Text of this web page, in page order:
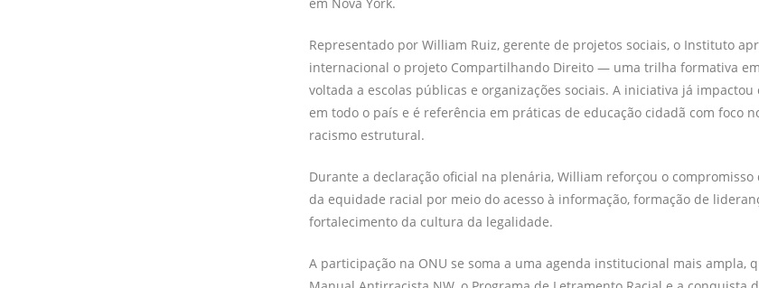
Representado por William Ruiz, gerente de projetos sociais, o Instituto
internacional o projeto Compartilhando Direito — uma trilha formativa
voltada a escolas públicas e organizações sociais. A iniciativa já impactou
em todo o país e é referência em práticas de educação cidadã com foco
racismo estrutural.
Durante a declaração oficial na plenária, William reforçou o compromisso
da equidade racial por meio do acesso à informação, formação de
fortalecimento da cultura da legalidade.
A participação na ONU se soma a uma agenda institucional mais ampla,